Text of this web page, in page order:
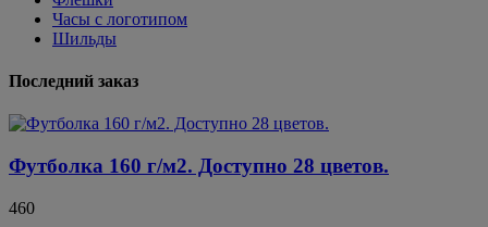
Часы с логотипом
Шильды
Последний заказ
Футболка 160 г/м2. Доступно 28 цветов.
460